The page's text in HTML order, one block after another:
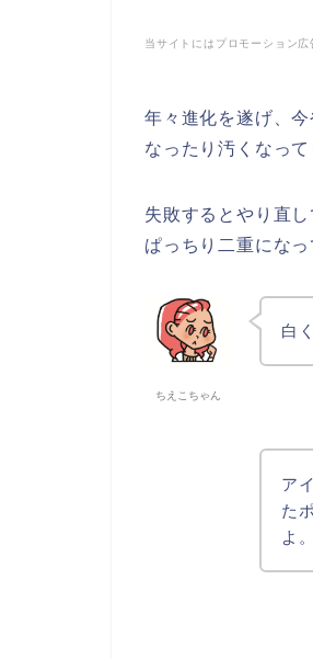
当サイトにはプロモーション広
年々進化を遂げ、
なったり汚くなっ
失敗するとやり直し
ぱっちり二重にな
ちえこちゃん
白
ア
た
よ。